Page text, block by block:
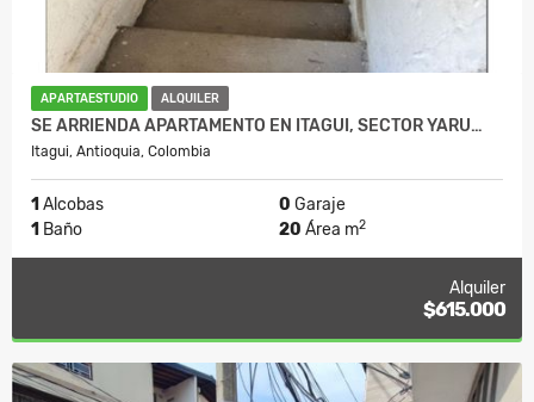
APARTAESTUDIO ALQUILER
SE ARRIENDA APARTAMENTO EN ITAGUI, SECTOR YARU…
Itagui, Antioquia, Colombia
1 Alcobas 0 Garaje
1 Baño 20 Área m2
Alquiler
$615.000